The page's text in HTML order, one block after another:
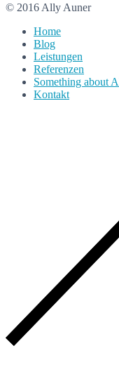
© 2016 Ally Auner
Home
Blog
Leistungen
Referenzen
Something about
Kontakt